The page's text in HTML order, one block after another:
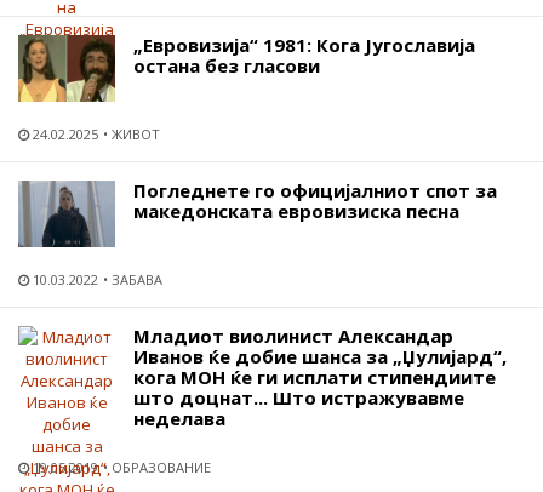
„Евровизија“ 1981: Кога Југославија
остана без гласови
24.02.2025 ЖИВОТ
Погледнете го официјалниот спот за
македонската евровизиска песна
10.03.2022 ЗАБАВА
Младиот виолинист Александар
Иванов ќе добие шанса за „Џулијард“,
кога МОН ќе ги исплати стипендиите
што доцнат... Што истражувавме
неделава
19.05.2019 ОБРАЗОВАНИЕ